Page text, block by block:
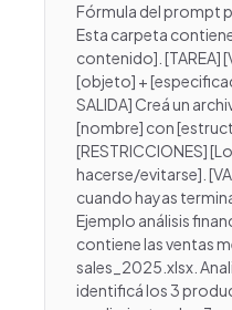
Fórmula del prompt
Esta carpeta
contenido]. [TAREA]
[objeto] +
SALIDA] Creá un
[nombre] con
[RESTRICCIONES]
hacerse/evitarse].
cuando hayas
Ejemplo análisis
contiene las ventas
sales_2025.xlsx.
identificá los 3